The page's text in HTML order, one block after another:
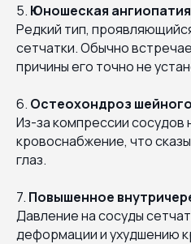
5. Юношеская
Редкий тип,
сетчатки. Обычно
причины его точно не
6. Остеохондроз
Из-за компрессии сосудов
кровоснабжение, что
глаз.
7. Повышенное
Давление на сосуды
деформации и ухудшению